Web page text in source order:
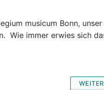
musicum Bonn,
Wie immer erwies sich